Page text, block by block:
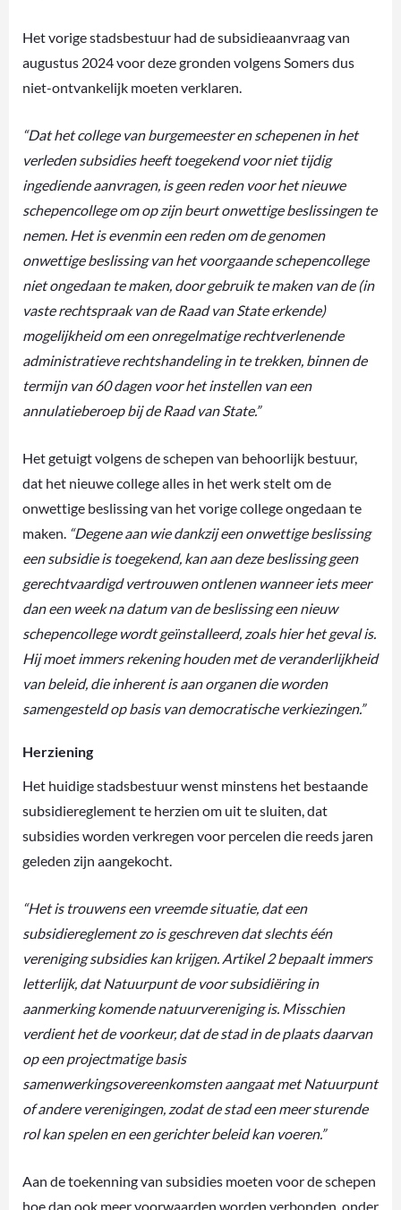
Het vorige stadsbestuur had de subsidieaanvraag van
augustus 2024 voor deze gronden volgens Somers dus
niet-ontvankelijk moeten verklaren.
“Dat het college van burgemeester en schepenen in het
verleden subsidies heeft toegekend voor niet tijdig
ingediende aanvragen, is geen reden voor het nieuwe
schepencollege om op zijn beurt onwettige beslissingen te
nemen. Het is evenmin een reden om de genomen
onwettige beslissing van het voorgaande schepencollege
niet ongedaan te maken, door gebruik te maken van de (in
vaste rechtspraak van de Raad van State erkende)
mogelijkheid om een onregelmatige rechtverlenende
administratieve rechtshandeling in te trekken, binnen de
termijn van 60 dagen voor het instellen van een
annulatieberoep bij de Raad van State.”
Het getuigt volgens de schepen van behoorlijk bestuur,
dat het nieuwe college alles in het werk stelt om de
onwettige beslissing van het vorige college ongedaan te
maken. “Degene aan wie dankzij een onwettige beslissing
een subsidie is toegekend, kan aan deze beslissing geen
gerechtvaardigd vertrouwen ontlenen wanneer iets meer
dan een week na datum van de beslissing een nieuw
schepencollege wordt geïnstalleerd, zoals hier het geval is.
Hij moet immers rekening houden met de veranderlijkheid
van beleid, die inherent is aan organen die worden
samengesteld op basis van democratische verkiezingen.”
Herziening
Het huidige stadsbestuur wenst minstens het bestaande
subsidiereglement te herzien om uit te sluiten, dat
subsidies worden verkregen voor percelen die reeds jaren
geleden zijn aangekocht.
“Het is trouwens een vreemde situatie, dat een
subsidiereglement zo is geschreven dat slechts één
vereniging subsidies kan krijgen. Artikel 2 bepaalt immers
letterlijk, dat Natuurpunt de voor subsidiëring in
aanmerking komende natuurvereniging is. Misschien
verdient het de voorkeur, dat de stad in de plaats daarvan
op een projectmatige basis
samenwerkingsovereenkomsten aangaat met Natuurpunt
of andere verenigingen, zodat de stad een meer sturende
rol kan spelen en een gerichter beleid kan voeren.”
Aan de toekenning van subsidies moeten voor de schepen
hoe dan ook meer voorwaarden worden verbonden, onder